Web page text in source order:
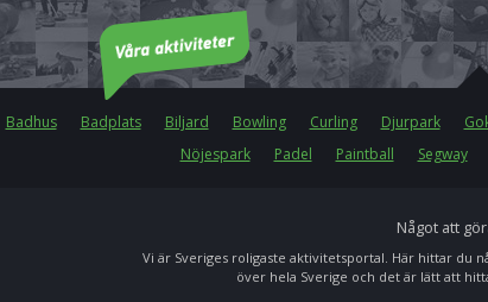
Badhus Badplats Biljard Bowling Curling Djurpark
Nöjespark
Padel Paintball Segway
Något att
Vi är Sveriges roligaste aktivitetsportal. Här hittar du
över hela Sverige och det är lätt att